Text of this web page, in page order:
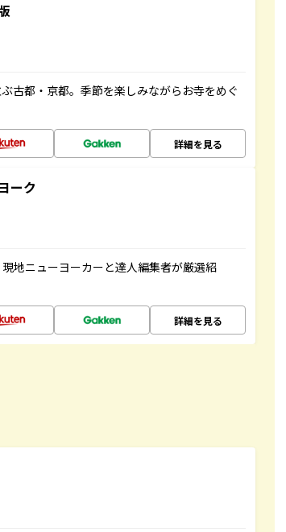
古都・京都。季節を楽しみながらお寺をめぐ
詳細を見る
ーク
地ニューヨーカーと達人編集者が厳選紹
詳細を見る